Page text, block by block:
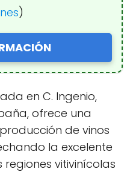
)
en C. Ingenio,
ofrece una
de vinos
la excelente
vitivinícolas